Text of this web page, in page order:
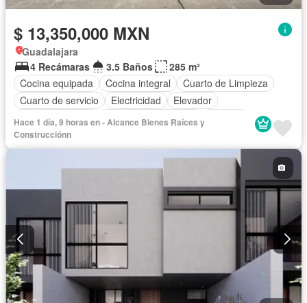
$ 13,350,000 MXN
Guadalajara
4 Recámaras
3.5 Baños
285 m²
Cocina equipada
Cocina integral
Cuarto de Limpieza
Cuarto de servicio
Electricidad
Elevador
Estacionamiento
Recámara con closet
Sin amueblar
Hace 1 día, 9 horas en - Alcance Bienes Raí­ces y
Construcciónn